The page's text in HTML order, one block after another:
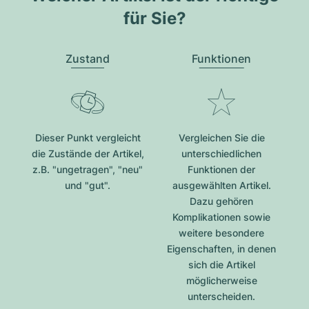
für Sie?
Zustand
Dieser Punkt vergleicht
die Zustände der Artikel,
z.B. "ungetragen", "neu"
und "gut".
Funktionen
Vergleichen Sie die
unterschiedlichen
Funktionen der
ausgewählten Artikel.
Dazu gehören
Komplikationen sowie
weitere besondere
Eigenschaften, in denen
sich die Artikel
möglicherweise
unterscheiden.